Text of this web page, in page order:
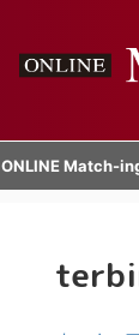
ONLINE Match-